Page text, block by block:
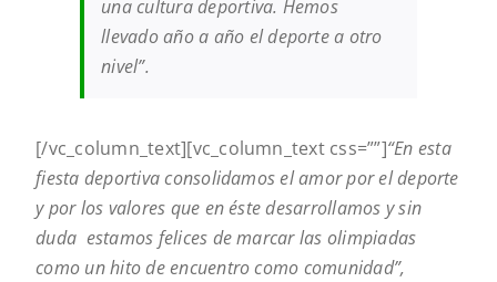
una cultura deportiva. Hemos
llevado año a año el deporte a otro
nivel”.
[/vc_column_text][vc_column_text css=””]“En esta
fiesta deportiva consolidamos el amor por el deporte
y por los valores que en éste desarrollamos y sin
duda estamos felices de marcar las olimpiadas
como un hito de encuentro como comunidad”,